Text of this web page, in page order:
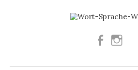
Facebook